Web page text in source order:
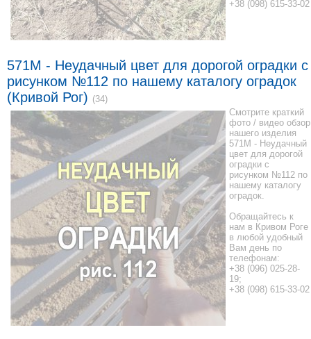
+38 (098) 615-33-02
571M - Неудачный цвет для дорогой оградки с
рисунком №112 по нашему каталогу оградок
(Кривой Рог) (34)
Смотрите краткий
фото / видео обзор
нашего изделия
571M - Неудачный
цвет для дорогой
оградки с
рисунком №112 по
нашему каталогу
оградок.
Обращайтесь к
нам в Кривом Роге
в любой удобный
Вам день по
телефонам:
+38 (096) 025-28-
19;
+38 (098) 615-33-02